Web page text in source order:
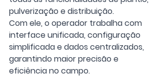
pulverização e distribuição.
Com ele, o operador trabalha com
interface unificada, configuração
simplificada e dados centralizados,
garantindo maior precisão e
eficiência no campo.